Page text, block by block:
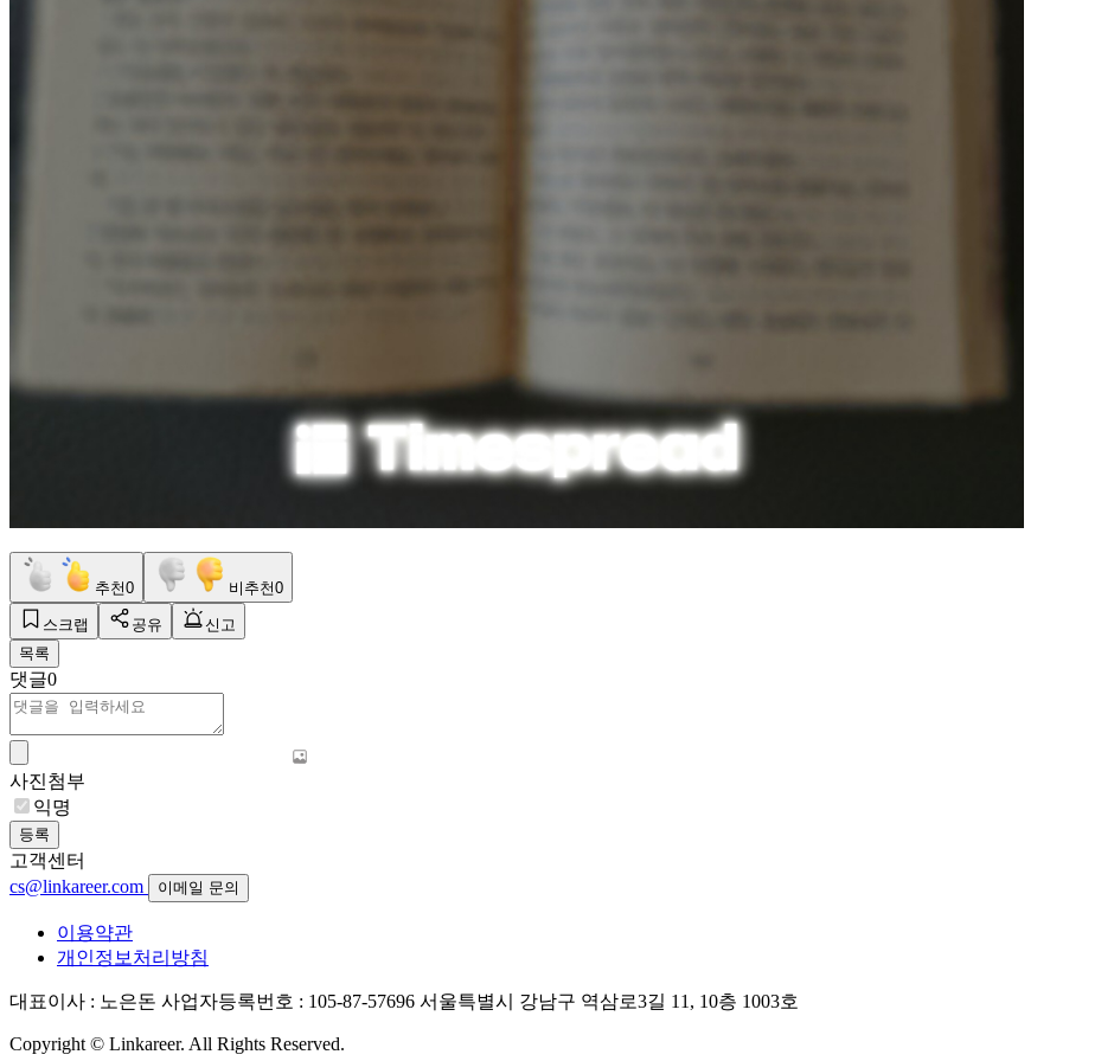
추천0 비추천0
스크랩 공유
신고
목록
댓글0
사진첨부
익명
등록
고객센터
cs@linkareer.com
이메일 문의
이용약관
개인정보처리방침
대표이사 : 노은돈 사업자등록번호 : 105-87-57696 서울특별시 강남구 역삼로3길 11, 10층 1003호
Copyright © Linkareer. All Rights Reserved.